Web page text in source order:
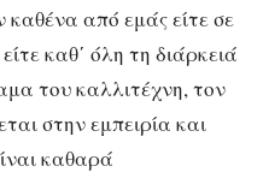
από εμάς είτε σε
καθ΄ όλη τη διάρκειά
του καλλιτέχνη, τον
στην εμπειρία και
καθαρά